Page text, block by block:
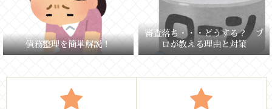
債務整理を簡単解説！
審査落ち・・・どうする？ プ
ロが教える理由と対策